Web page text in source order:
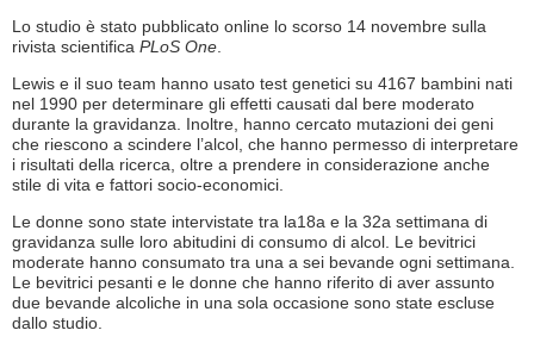
Lo studio è stato pubblicato online lo scorso 14 novembre sulla
rivista scientifica PLoS One
Lewis e il suo team hanno usato test genetici su 4167 bambini nati
nel 1990 per determinare gli effetti causati dal bere moderato
durante la gravidanza. Inoltre, hanno cercato mutazioni dei geni
che riescono a scindere l’alcol, che hanno permesso di interpretare
i risultati della ricerca, oltre a prendere in considerazione anche
stile di vita e fattori socio-economici.
Le donne sono state intervistate tra la18a e la 32a settimana di
gravidanza sulle loro abitudini di consumo di alcol. Le bevitrici
moderate hanno consumato tra una a sei bevande ogni settimana.
Le bevitrici pesanti e le donne che hanno riferito di aver assunto
due bevande alcoliche in una sola occasione sono state escluse
dallo studio.